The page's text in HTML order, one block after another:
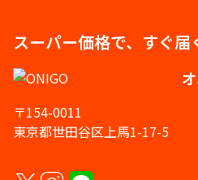
スーパー価格で、すぐ届
〒154-0011
東京都世田谷区上馬1-17-5